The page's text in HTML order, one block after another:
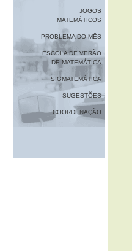
JOGOS
MATEMÁTICOS
PROBLEMA DO MÊS
ESCOLA DE VERÃO
DE MATEMÁTICA
SIGMATEMÁTICA
SUGESTÕES
COORDENAÇÃO